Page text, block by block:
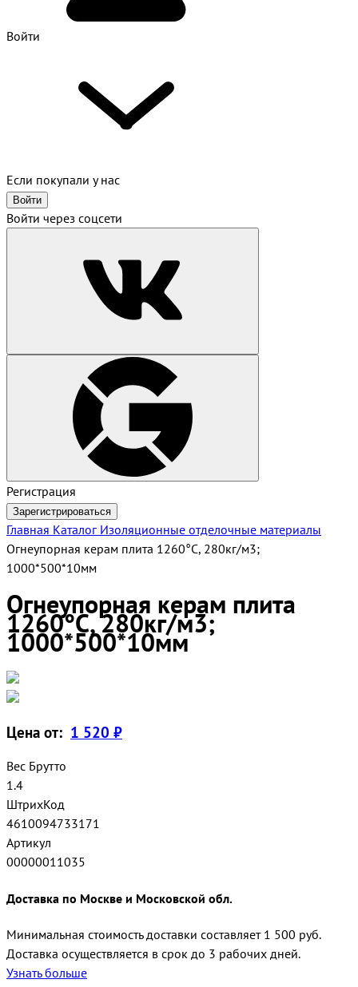
Войти
Если покупали у нас
Войти
Войти через соцсети
Регистрация
Зарегистрироваться
Главная Каталог Изоляционные отделочные материалы
Огнеупорная керам плита 1260°С, 280кг/м3;
1000*500*10мм
Огнеупорная керам плита
1260°С, 280кг/м3;
1000*500*10мм
Цена от: 1 520 ₽
Вес Брутто
1.4
ШтрихКод
4610094733171
Артикул
00000011035
Доставка по Москве и Московской обл.
Минимальная стоимость доставки составляет 1 500 руб.
Доставка осуществляется в срок до 3 рабочих дней.
Узнать больше